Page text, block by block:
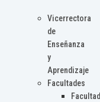
Vicerrectora
de
Enseñanza
y
Aprendizaje
Facultades
Facultad